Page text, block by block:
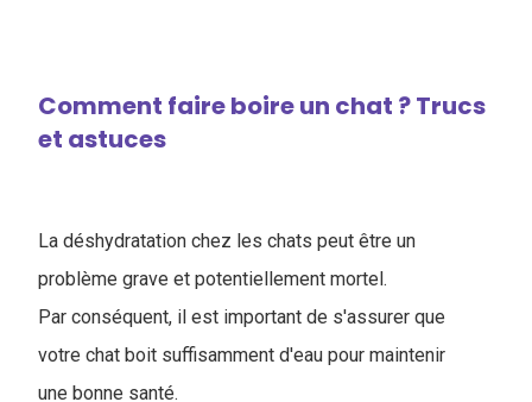
Comment faire boire un chat ? Trucs
et astuces
La déshydratation chez les chats peut être un
problème grave et potentiellement mortel.
Par conséquent, il est important de s'assurer que
votre chat boit suffisamment d'eau pour maintenir
une bonne santé.